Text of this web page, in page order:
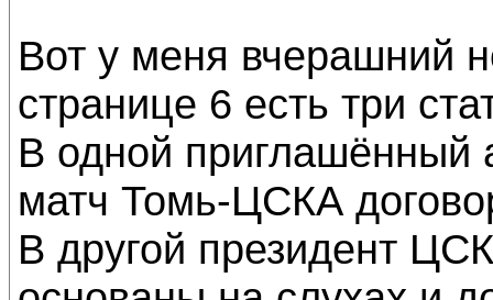
Вот у меня вчерашний
странице 6 есть три
В одной приглашённый
матч Томь-ЦСКА
В другой президент